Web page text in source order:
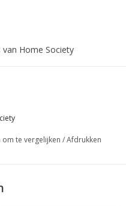
van Home Society
te vergelijken /Afdrukken